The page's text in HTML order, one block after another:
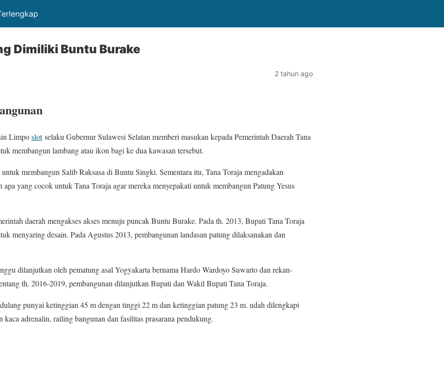
Dimiliki Buntu Burake
2 tahun ago
Limposlotselaku Gubernur Sulawesi Selatan memberi masukan kepada Pemerintah Daerah Tana
membangun lambang atau ikon bagi ke dua kawasan tersebut.
membangun Salib Raksasa di Buntu Singki. Sementara itu, Tana Toraja mengadakan
yang cocok untuk Tana Toraja agar mereka menyepakati untuk membangun Patung Yesus
daerah mengakses akses menuju puncak Buntu Burake. Pada th. 2013, Bupati Tana Toraja
menyaring desain. Pada Agustus 2013, pembangunan landasan patung dilaksanakan dan
dilanjutkan oleh pematung asal Yogyakarta bernama Hardo Wardoyo Suwarto dan rekan-
th. 2016-2019, pembangunan dilanjutkan Bupati dan Wakil Bupati Tana Toraja.
punyai ketinggian 45 m dengan tinggi 22 m dan ketinggian patung 23 m. udah dilengkapi
kaca adrenalin, railing bangunan dan fasilitas prasarana pendukung.